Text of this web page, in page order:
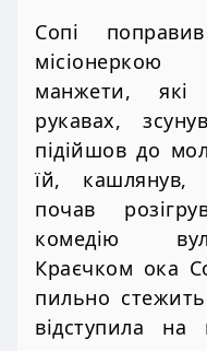
Сопі
місіонеркою
манжети,
рукавах,
підійшов до
їй, кашлянув,
почав
комедію
Краєчком ока
пильно
відступила на